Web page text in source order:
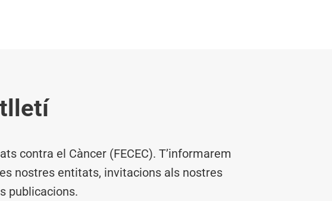
contra el Càncer (FECEC). T’informarem
nostres entitats, invitacions als nostres
publicacions.